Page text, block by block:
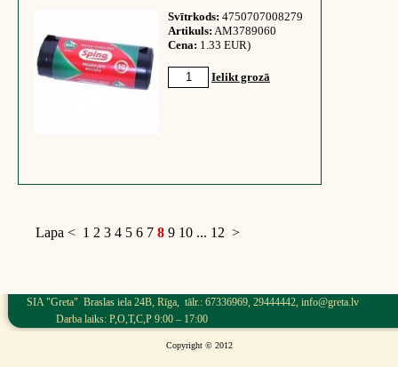
Svītrkods: 4750707008279
Artikuls: AM3789060
Cena: 1.33 EUR)
Ielikt grozā
Lapa < 1 2 3 4 5 6 7 8 9 10 ... 12 >
SIA "Greta" Braslas iela 24B, Rīga, tālr.: 67336969, 29444442, info@greta.lv
Darba laiks: P,O,T,C,P 9:00 – 17:00
Copyright © 2012